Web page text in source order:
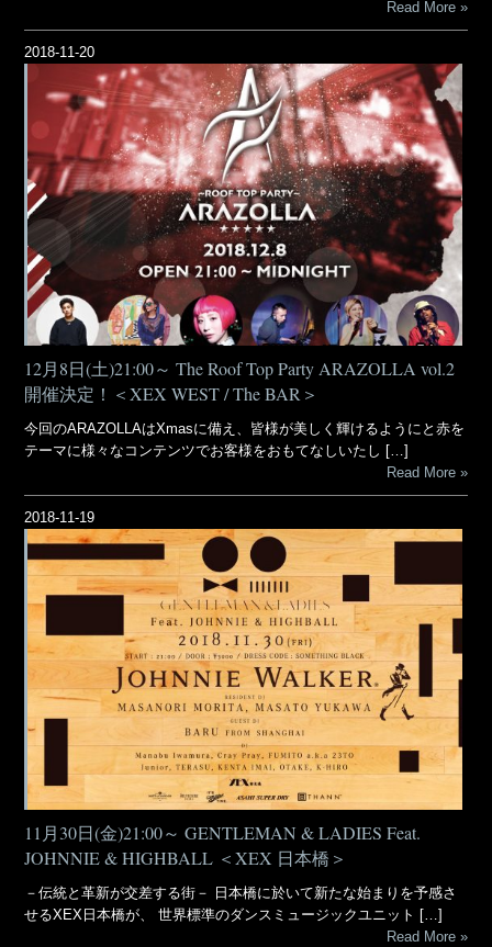
Read More
2018-11-20
12月8日(土)21:00～ The Roof Top Party ARAZOLLA vol.2
開催決定！＜XEX WEST / The BAR＞
今回のARAZOLLAはXmasに備え、皆様が美しく輝けるようにと赤を
テーマに様々なコンテンツでお客様をおもてなしいたし […]
Read More
2018-11-19
11月30日(金)21:00～ GENTLEMAN & LADIES Feat.
JOHNNIE & HIGHBALL ＜XEX 日本橋＞
－伝統と革新が交差する街－ 日本橋に於いて新たな始まりを予感さ
せるXEX日本橋が、 世界標準のダンスミュージックユニット […]
Read More